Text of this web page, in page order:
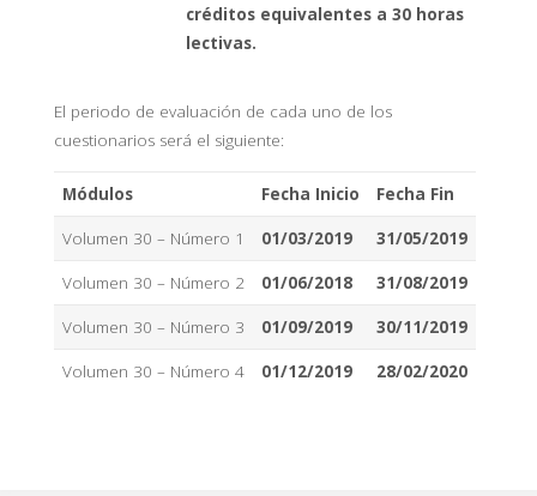
créditos equivalentes a 30 horas
lectivas.
El periodo de evaluación de cada uno de los
cuestionarios será el siguiente:
Módulos Fecha Inicio Fecha Fin
Volumen 30 – Número 1 01/03/2019 31/05/2019
Volumen 30 – Número 2 01/06/2018 31/08/2019
Volumen 30 – Número 3 01/09/2019 30/11/2019
Volumen 30 – Número 4 01/12/2019 28/02/2020